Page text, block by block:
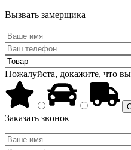
Вызвать замерщика
Пожалуйста, докажите, что
Заказать звонок